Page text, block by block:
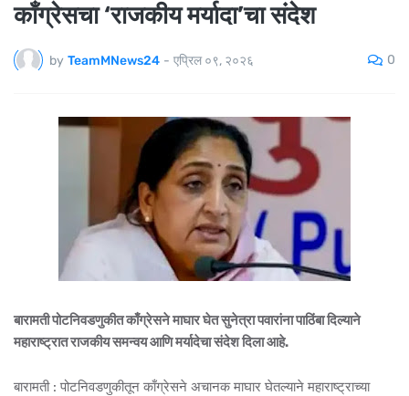
काँग्रेसचा ‘राजकीय मर्यादा’चा संदेश
by TeamMNews24 - एप्रिल ०९, २०२६ 0
बारामती पोटनिवडणुकीत काँग्रेसने माघार घेत सुनेत्रा पवारांना पाठिंबा दिल्याने
महाराष्ट्रात राजकीय समन्वय आणि मर्यादेचा संदेश दिला आहे.
बारामती : पोटनिवडणुकीतून काँग्रेसने अचानक माघार घेतल्याने महाराष्ट्राच्या